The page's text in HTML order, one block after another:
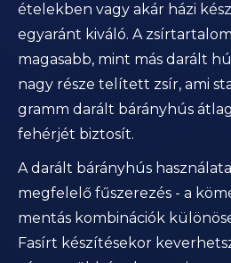
ételekben vagy akár házi
egyaránt kiváló. A
magasabb, mint más darált
nagy része telített zsír, ami
gramm darált bárányhús
fehérjét biztosít.
A darált bárányhús
megfelelő fűszerezés - a
mentás kombinációk
Fasírt készítésekor